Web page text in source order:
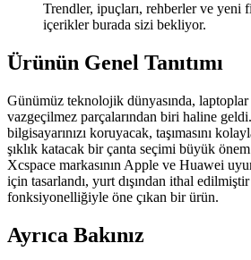
Trendler, ipuçları, rehberler ve yeni
içerikler burada sizi bekliyor.
Ürünün Genel Tanıtımı
Günümüz teknolojik dünyasında, laptoplar
vazgeçilmez parçalarından biri haline
bilgisayarınızı koruyacak, taşımasını
şıklık katacak bir çanta seçimi büyük önem
Xcspace markasının Apple ve Huawei
için tasarlandı, yurt dışından ithal
fonksiyonelliğiyle öne çıkan bir ürün.
Ayrıca Bakınız